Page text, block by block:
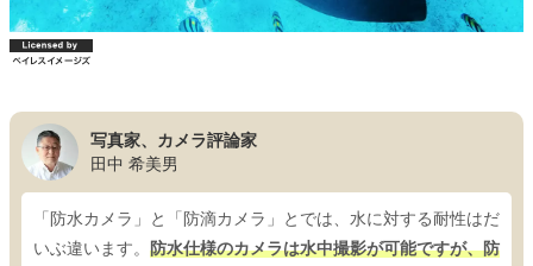
写真家、カメラ評論家
田中 希美男
「防水カメラ」と「防滴カメラ」とでは、水に対する耐性はだ
いぶ違います。 防水仕様のカメラは水中撮影が可能ですが、防